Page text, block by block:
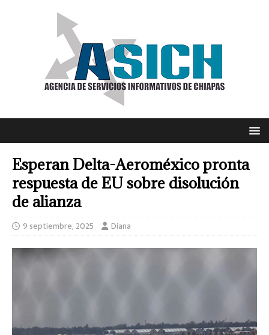
Esperan Delta-Aeroméxico pronta
respuesta de EU sobre disolución
de alianza
9 septiembre, 2025 Diana